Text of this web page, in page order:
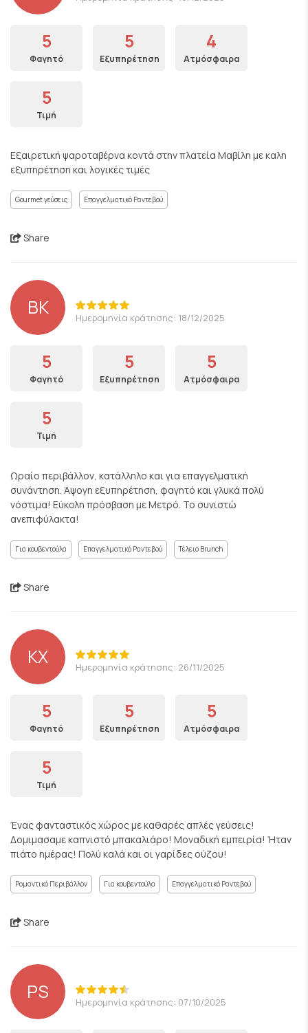
5
Φαγητό
5
Εξυπηρέτηση
4
Ατμόσφαιρα
5
Τιμή
Εξαιρετική ψαροταβέρνα κοντά στην πλατεία Μαβίλη με καλη
εξυπηρέτηση και λογικές τιμές
Gourmet γεύσεις Επαγγελματικό Ραντεβού
Share
ΒΚ Ημερομηνία κράτησης: 18/12/2025
5
Φαγητό
5
Εξυπηρέτηση
5
Ατμόσφαιρα
5
Τιμή
Ωραίο περιβάλλον, κατάλληλο και για επαγγελματική
συνάντηση. Άψογη εξυπηρέτηση, φαγητό και γλυκά πολύ
νόστιμα! Εύκολη πρόσβαση με Μετρό. Το συνιστώ
ανεπιφύλακτα!
Για κουβεντούλα Επαγγελματικό Ραντεβού Τέλειο Brunch
Share
KX Ημερομηνία κράτησης: 26/11/2025
5
Φαγητό
5
Εξυπηρέτηση
5
Ατμόσφαιρα
5
Τιμή
Ένας φανταστικός χώρος με καθαρές απλές γεύσεις!
Δομιμασαμε καπνιστό μπακαλιάρο! Μοναδική εμπειρία! Ήταν
πιάτο ημέρας! Πολύ καλά και οι γαρίδες ούζου!
Ρομαντικό Περιβάλλον Για κουβεντούλα Επαγγελματικό Ραντεβού
Share
PS Ημερομηνία κράτησης: 07/10/2025